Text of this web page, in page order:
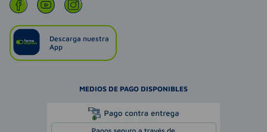
Descarga nuestra
App
MEDIOS DE PAGO DISPONIBLES